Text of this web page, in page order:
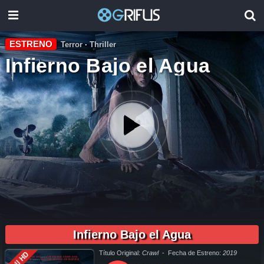
ESTRENO Terror·Thriller
Infierno Bajo el Agua
Infierno Bajo el Agua en español latino, pelicula completa Infierno Bajo el Agua audio latino, pelicula completa Infierno Bajo el Agua audio latino online, como ver Infierno Bajo el Agua pelicula
Bajo el Agua pelicula completa en español latino, ver Infierno Bajo el Agua pelicula completa en español, ver Infierno Bajo el Agua pelicula completa en español latino, Infierno Bajo el Agua pelicula
completa audio latino, Infierno Bajo el Agua pelicula completa 2019, Infierno Bajo el Agua pelicula completa en español, Infierno Bajo el Agua pelicula completa en español latino, trailer Infierno Bajo
el Agua, Infierno Bajo el Agua trailer, ver trailer Infierno Bajo el Agua español, trailer en español Infierno Bajo el Agua, Infierno Bajo el Agua trailer español latino, Infierno Bajo el Agua descargar
torrent gratis, descargar pelicula completa Infierno Bajo el Agua hd, descargar Infierno Bajo el Agua pelicula completa, descargar Infierno Bajo el Agua pelicula completa torrent, descargar Infierno
Bajo el Agua pelicula completa utorrent, descargar Infierno Bajo el Agua pelicula completa mega, descargar Infierno Bajo el Agua pelicula completa gratis, Infierno Bajo el Agua descargar pelicula
Latino, en Latino, ver Infierno Bajo el Agua Online, ver gratis Infierno Bajo el Agua online, ver pelicula Infierno Bajo el Agua online, ver Infierno Bajo el Agua online megavideo, ver pelicula Infierno
Bajo el Agua online gratis, ver online Infierno Bajo el Agua, Infierno Bajo el Agua online ver pelicula, ver estreno Infierno Bajo el Agua online, Infierno Bajo el Agua online ver, Infierno Bajo el Agua ver
online, Ver Pelicula Infierno Bajo el Agua Español Latino, Pelicula Infierno Bajo el Agua Latino Online, Pelicula Infierno Bajo el Agua Español Online, Pelicula Infierno Bajo el Agua Subtitulado,
Infierno Bajo el Agua
Título Original:Crawl- Fecha de Estreno:2019